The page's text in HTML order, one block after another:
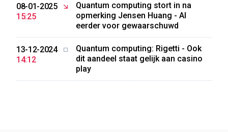
08-01-2025
15:25
Quantum computing stort in na
opmerking Jensen Huang - Al
eerder voor gewaarschuwd
13-12-2024
14:12
Quantum computing: Rigetti - Ook
dit aandeel staat gelijk aan casino
play